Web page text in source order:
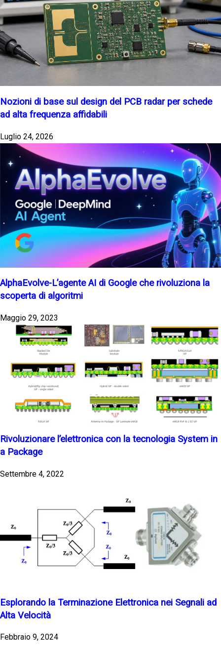
Nozioni di base sul design del PCB radar per schede
ad alta frequenza affidabili
Luglio 24, 2026
AlphaEvolve-L’agente AI di Google che rivoluziona la
scoperta di algoritmi
Maggio 29, 2023
Rivoluzionare l’elettronica con la tecnologia System in
a Package
Settembre 4, 2022
Esplorando la Terminazione Elettronica nei Segnali ad
Alta Velocità
Febbraio 9, 2024